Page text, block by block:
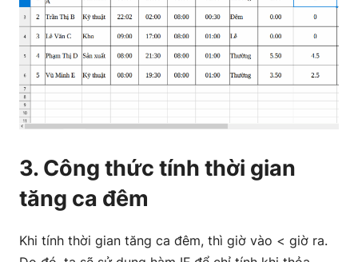
3. Công thức tính thời gian
tăng ca đêm
Khi tính thời gian tăng ca đêm, thì giờ vào < giờ ra.